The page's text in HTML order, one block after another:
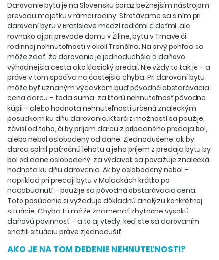
Darovanie bytu je na Slovensku čoraz bežnejším nástrojom
prevodu majetku v rámci rodiny. Stretávame sa s ním pri
darovaní bytu v Bratislave medzi rodičmi a deťmi, ale
rovnako aj pri prevode domu v Žiline, bytu v Trnave či
rodinnej nehnuteľnosti v okolí Trenčína. Na prvý pohľad sa
môže zdať, že darovanie je jednoduchšia a daňovo
výhodnejšia cesta ako klasický predaj. Nie vždy to tak je – a
práve v tom spočíva najčastejšia chyba. Pri darovaní bytu
môže byť uznaným výdavkom buď pôvodná obstarávacia
cena darcu – teda suma, za ktorú nehnuteľnosť pôvodne
kúpil – alebo hodnota nehnuteľnosti určená znaleckým
posudkom ku dňu darovania. Ktorá z možností sa použije,
závisí od toho, či by príjem darcu z prípadného predaja bol,
alebo nebol oslobodený od dane. Zjednodušene: ak by
darca splnil päťročnú lehotu a jeho príjem z predaja bytu by
bol od dane oslobodený, za výdavok sa považuje znalecká
hodnota ku dňu darovania. Ak by oslobodený nebol –
napríklad pri predaji bytu v Malackách krátko po
nadobudnutí – použije sa pôvodná obstarávacia cena.
Toto posúdenie si vyžaduje dôkladnú analýzu konkrétnej
situácie. Chyba tu môže znamenať zbytočne vysokú
daňovú povinnosť – a to aj vtedy, keď ste sa darovaním
snažili situáciu práve zjednodušiť.
AKO JE NA TOM DEDENIE NEHNUTEĽNOSTI?